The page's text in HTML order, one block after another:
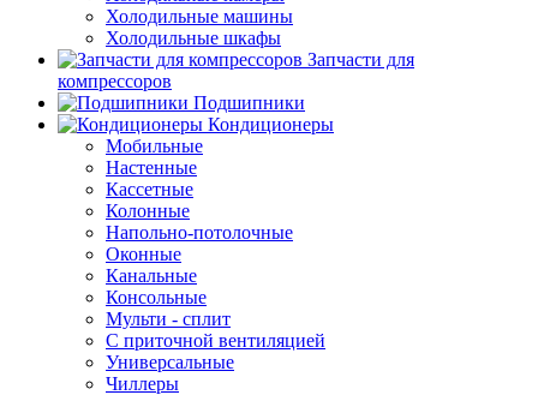
Холодильные машины
Холодильные шкафы
Запчасти для
компрессоров
Подшипники
Кондиционеры
Мобильные
Настенные
Кассетные
Колонные
Напольно-потолочные
Оконные
Канальные
Консольные
Мульти - сплит
С приточной вентиляцией
Универсальные
Чиллеры